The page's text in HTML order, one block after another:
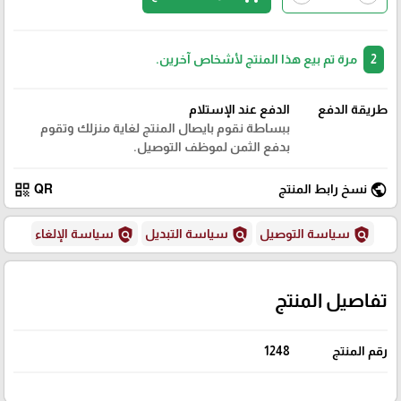
مرة تم بيع هذا المنتج لأشخاص آخرين.
طريقة الدفع
الدفع عند الإستلام
ببساطة نقوم بايصال المنتج لغاية منزلك وتقوم
بدفع الثمن لموظف التوصيل.
public نسخ رابط المنتج QR
qr_code
policy سياسة التوصيل policy سياسة التبديل policy سياسة الإلغاء
تفاصيل المنتج
رقم المنتج 1248